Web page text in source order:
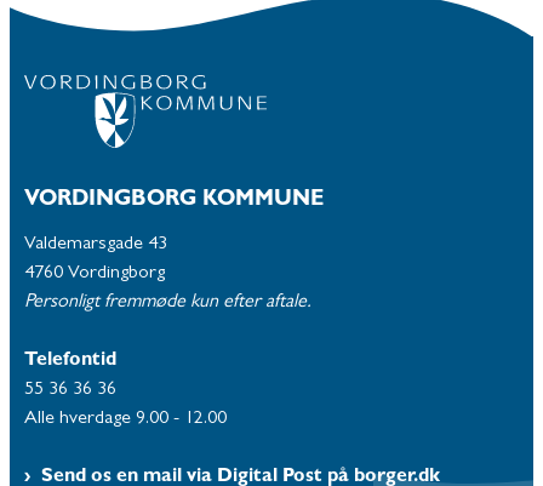
VORDINGBORG KOMMUNE
Valdemarsgade 43
4760 Vordingborg
Personligt fremmøde kun efter aftale.
Telefontid
55 36 36 36
Alle hverdage 9.00 - 12.00
Send os en mail via Digital Post på borger.dk